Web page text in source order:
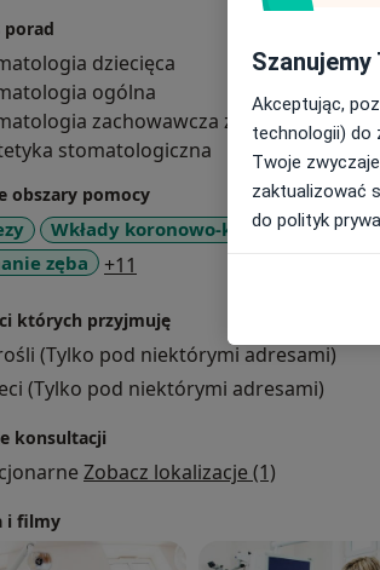
porad
dziecięca
ogólna
zachowawcza z endodoncją
stomatologiczna
obszary pomocy
Wkłady koronowo-korzeniowe
zęba
+11
których przyjmuję
(Tylko pod niektórymi adresami)
(Tylko pod niektórymi adresami)
konsultacji
Zobacz lokalizacje (1)
i filmy
Akceptując,
technologii) do
Twoje
zaktualizować
do polityk